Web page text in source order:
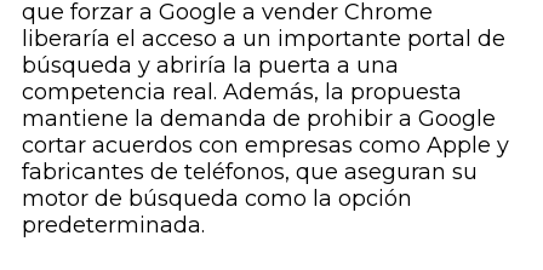
que forzar a Google a vender Chrome
liberaría el acceso a un importante portal de
búsqueda y abriría la puerta a una
competencia real. Además, la propuesta
mantiene la demanda de prohibir a Google
cortar acuerdos con empresas como Apple y
fabricantes de teléfonos, que aseguran su
motor de búsqueda como la opción
predeterminada.